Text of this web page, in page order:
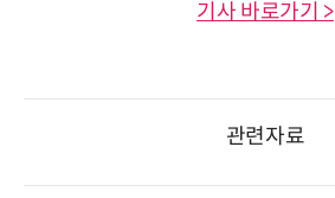
기사 바로가기 >
관련자료